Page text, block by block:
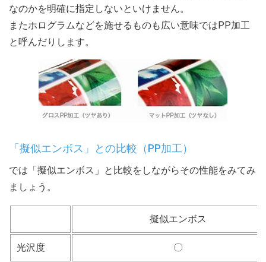
なのかを明確に指定しないといけません。
またホログラムなどを施せるものも広い意味ではPP加工
と呼んだりします。
「擬似エンボス」との比較（PP加工）
では「擬似エンボス」と比較をしながらその性能をみてみ
ましょう。
擬似エンボス
光沢度 〇